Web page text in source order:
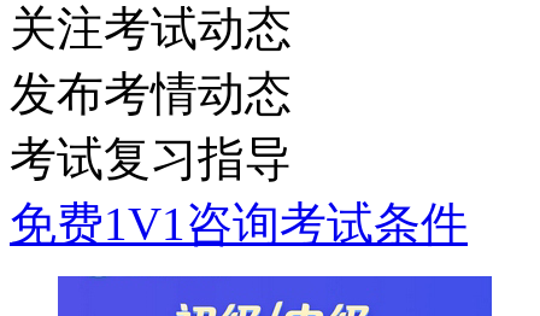
关注考试动态
发布考情动态
考试复习指导
免费1V1咨询考试条件